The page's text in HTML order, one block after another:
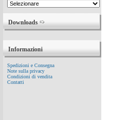
Downloads
Informazioni
Spedizioni e Consegna
Note sulla privacy
Condizioni di vendita
Contatti